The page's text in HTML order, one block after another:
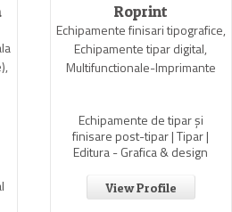
Roprint
Echipamente finisari tipografice,
Echipamente tipar digital,
Multifunctionale-Imprimante
Echipamente de tipar și
finisare post-tipar | Tipar |
Editura - Grafica & design
View Profile